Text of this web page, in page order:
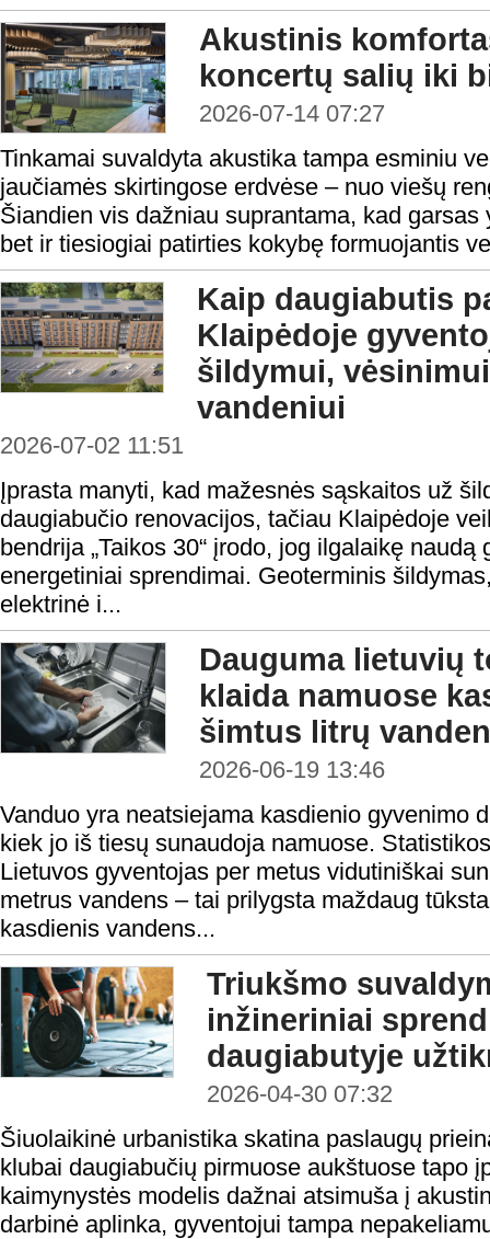
Akustinis
koncertų salių iki
2026-07-14 07:27
Tinkamai suvaldyta akustika tampa esminiu
jaučiamės skirtingose erdvėse – nuo viešų
Šiandien vis dažniau suprantama, kad
bet ir tiesiogiai patirties kokybę formuojantis
Kaip daugiabutis
Klaipėdoje
šildymui,
vandeniui
2026-07-02 11:51
Įprasta manyti, kad mažesnės sąskaitos už
daugiabučio renovacijos, tačiau Klaipėdoje
bendrija „Taikos 30“ įrodo, jog ilgalaikę
energetiniai sprendimai. Geoterminis
elektrinė i...
Dauguma lietuvių
klaida namuose
šimtus litrų
2026-06-19 13:46
Vanduo yra neatsiejama kasdienio gyvenimo
kiek jo iš tiesų sunaudoja namuose.
Lietuvos gyventojas per metus vidutiniškai
metrus vandens – tai prilygsta maždaug
kasdienis vandens...
Triukšmo
inžineriniai
daugiabutyje
2026-04-30 07:32
Šiuolaikinė urbanistika skatina paslaugų
klubai daugiabučių pirmuose aukštuose tapo
kaimynystės modelis dažnai atsimuša į
darbinė aplinka, gyventojui tampa